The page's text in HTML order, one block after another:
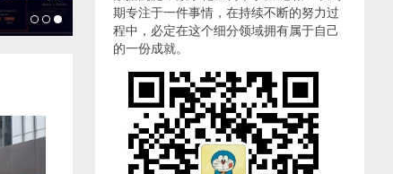
期专注于一件事情，在持续不断的努力过
程中，必定在这个细分领域拥有属于自己
的一份成就。